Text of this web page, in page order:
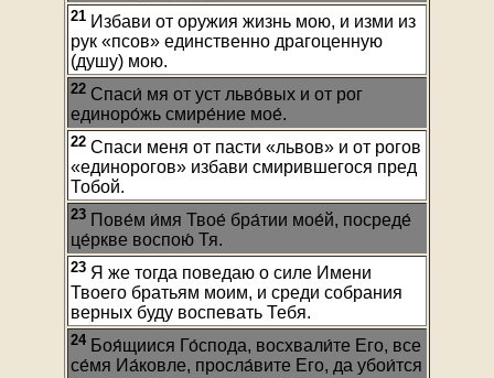
21 Избави от оружия жизнь мою, и изми из
рук «псов» единственно драгоценную
(душу) мою.
22 Спаси́ мя от уст льво́вых и от рог
единоро́жь смире́ние мое́.
22 Спаси меня от пасти «львов» и от рогов
«единорогов» избави смирившегося пред
Тобой.
23 Пове́м и́мя Твое́ бра́тии мое́й, посреде́
це́ркве воспою́ Тя.
23 Я же тогда поведаю о силе Имени
Твоего братьям моим, и среди собрания
верных буду воспевать Тебя.
24 Боя́щиися Го́спода, восхвали́те Его, все
се́мя Иа́ковле, просла́вите Его, да убои́тся